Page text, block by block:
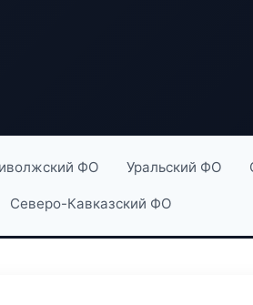
ФО Уральский ФО
Северо-Кавказский ФО